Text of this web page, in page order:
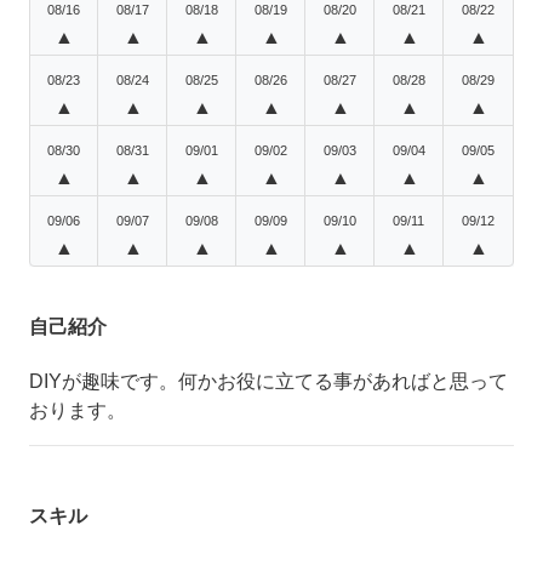
08/16
▲
08/17
▲
08/18
▲
08/19
▲
08/20
▲
08/21
▲
08/22
▲
08/23
▲
08/24
▲
08/25
▲
08/26
▲
08/27
▲
08/28
▲
08/29
▲
08/30
▲
08/31
▲
09/01
▲
09/02
▲
09/03
▲
09/04
▲
09/05
▲
09/06
▲
09/07
▲
09/08
▲
09/09
▲
09/10
▲
09/11
▲
09/12
▲
自己紹介
DIYが趣味です。何かお役に立てる事があればと思って
おります。
スキル